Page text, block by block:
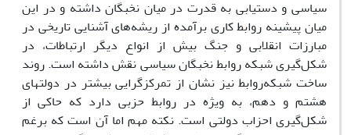
سیاسی و دستیابی به قدرت در میان نخبگان داشته و در این
میان پیشینه روابط کاری برآمده از ریشه‌های آشنایی تاریخی در
مبارزات انقلابی و جنگ بیش از انواع دیگر ارتباطات، در
شکل‌گیری شبکه روابط نخبگان سیاسی نقش داشته است. روند
ساخت شبکه‌روابط نیز نشان از تمرکزگرایی بیشتر در دولت­های
هشتم و دهم، به ویژه در روابط حزبی دارد که حاکی از
شکل‌گیری احزاب دولتی است. نکته مهم اما آن است که برغم